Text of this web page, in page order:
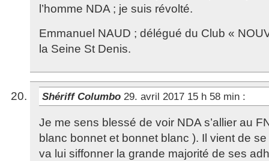
l’homme NDA ; je suis révolté.
Emmanuel NAUD ; délégué du Club «
la Seine St Denis.
Shériff Columbo 29. avril 2017 15 h 58 min :
Je me sens blessé de voir NDA s’allier au
blanc bonnet et bonnet blanc ). Il vient de
va lui siffonner la grande majorité de ses